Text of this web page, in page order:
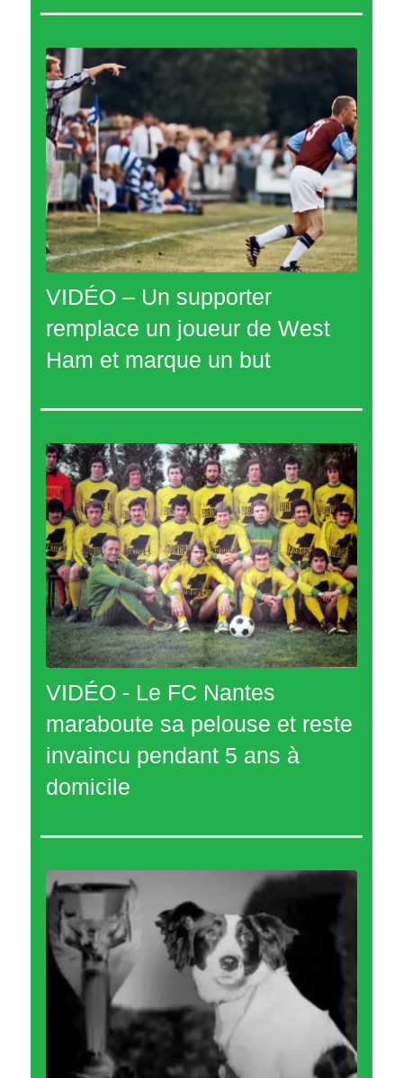
VIDÉO – Un supporter
remplace un joueur de West
Ham et marque un but
VIDÉO - Le FC Nantes
maraboute sa pelouse et reste
invaincu pendant 5 ans à
domicile